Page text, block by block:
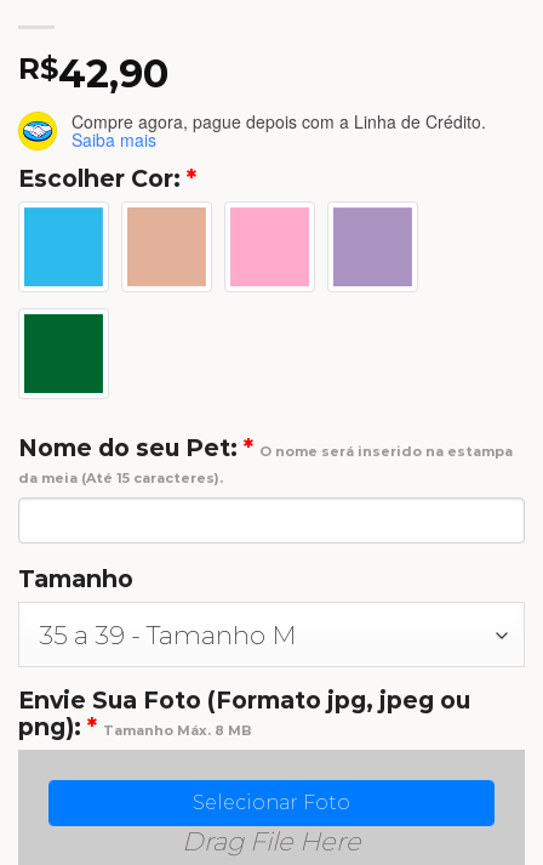
R$42,90
Compre agora, pague depois com a Linha de Crédito.
Saiba mais
Escolher Cor: *
Nome do seu Pet: * O nome será inserido na estampa
da meia (Até 15 caracteres).
Tamanho
Envie Sua Foto (Formato jpg, jpeg ou
png): * Tamanho Máx. 8 MB
Selecionar Foto
Drag File Here